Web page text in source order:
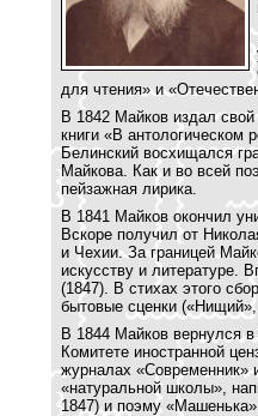
для чтения» и
В 1842 Майков издал
книги «В антологическом
Белинский восхищался
Майкова. Как и во всей
пейзажная лирика.
В 1841 Майков окончил
Вскоре получил от
и Чехии. За границей
искусству и литературе.
(1847). В стихах этого
бытовые сценки
В 1844 Майков вернулся
Комитете иностранной
журналах «Современник»
«натуральной школы»,
1847) и поэму